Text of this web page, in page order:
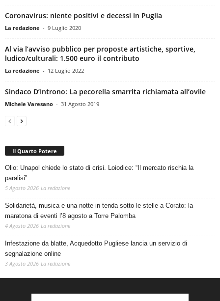
Coronavirus: niente positivi e decessi in Puglia
La redazione - 9 Luglio 2020
Al via l’avviso pubblico per proposte artistiche, sportive,
ludico/culturali: 1.500 euro il contributo
La redazione - 12 Luglio 2022
Sindaco D’Introno: La pecorella smarrita richiamata all’ovile
Michele Varesano - 31 Agosto 2019
Il Quarto Potere
Olio: Unapol chiede lo stato di crisi. Loiodice: “Il mercato rischia la
paralisi”
5 Agosto 2026 La redazione
Solidarietà, musica e una notte in tenda sotto le stelle a Corato: la
maratona di eventi l’8 agosto a Torre Palomba
4 Agosto 2026 La redazione
Infestazione da blatte, Acquedotto Pugliese lancia un servizio di
segnalazione online
3 Agosto 2026 La redazione